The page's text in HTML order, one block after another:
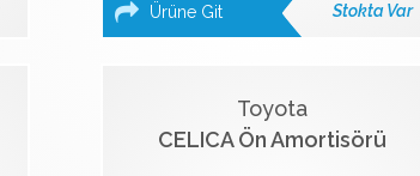
Ürüne Git Stokta Var
Toyota
CELICA Ön Amortisörü